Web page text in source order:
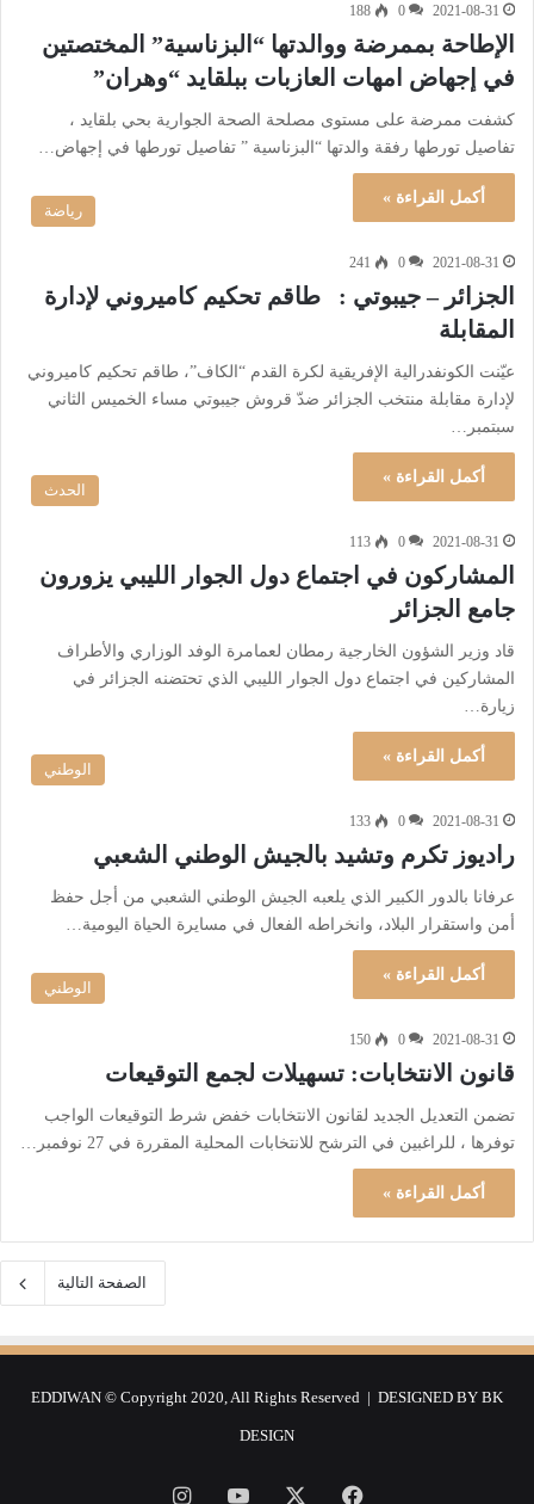
2021-08-31
0
188
الإطاحة بممرضة ووالدتها “البزناسية” المختصتين
في إجهاض امهات العازبات ببلقايد “وهران”
كشفت ممرضة على مستوى مصلحة الصحة الجوارية بحي بلقايد ،
تفاصيل تورطها رفقة والدتها “البزناسية ” تفاصيل تورطها في إجهاض…
أكمل القراءة »
رياضة
2021-08-31
0
241
الجزائر – جيبوتي : طاقم تحكيم كاميروني لإدارة
المقابلة
عيّنت الكونفدرالية الإفريقية لكرة القدم “الكاف”، طاقم تحكيم كاميروني
لإدارة مقابلة منتخب الجزائر ضدّ قروش جيبوتي مساء الخميس الثاني
سبتمبر…
أكمل القراءة »
الحدث
2021-08-31
0
113
المشاركون في اجتماع دول الجوار الليبي يزورون
جامع الجزائر
قاد وزير الشؤون الخارجية رمطان لعمامرة الوفد الوزاري والأطراف
المشاركين في اجتماع دول الجوار الليبي الذي تحتضنه الجزائر في
زيارة…
أكمل القراءة »
الوطني
2021-08-31
0
133
راديوز تكرم وتشيد بالجيش الوطني الشعبي
عرفانا بالدور الكبير الذي يلعبه الجيش الوطني الشعبي من أجل حفظ
أمن واستقرار البلاد، وانخراطه الفعال في مسايرة الحياة اليومية…
أكمل القراءة »
الوطني
2021-08-31
0
150
قانون الانتخابات: تسهيلات لجمع التوقيعات
تضمن التعديل الجديد لقانون الانتخابات خفض شرط التوقيعات الواجب
توفرها ، للراغبين في الترشح للانتخابات المحلية المقررة في 27 نوفمبر…
أكمل القراءة »
الصفحة التالية
EDDIWAN © Copyright 2020, All Rights Reserved | DESIGNED BY BK
DESIGN
فيسبوك ‫YouTube